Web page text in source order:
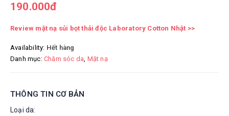
190.000đ
Review mặt nạ sủi bọt thải độc Laboratory Cotton Nhật >>
Availability: Hết hàng
Danh mục: Chăm sóc da Mặt nạ
THÔNG TIN CƠ BẢN
Loại da: